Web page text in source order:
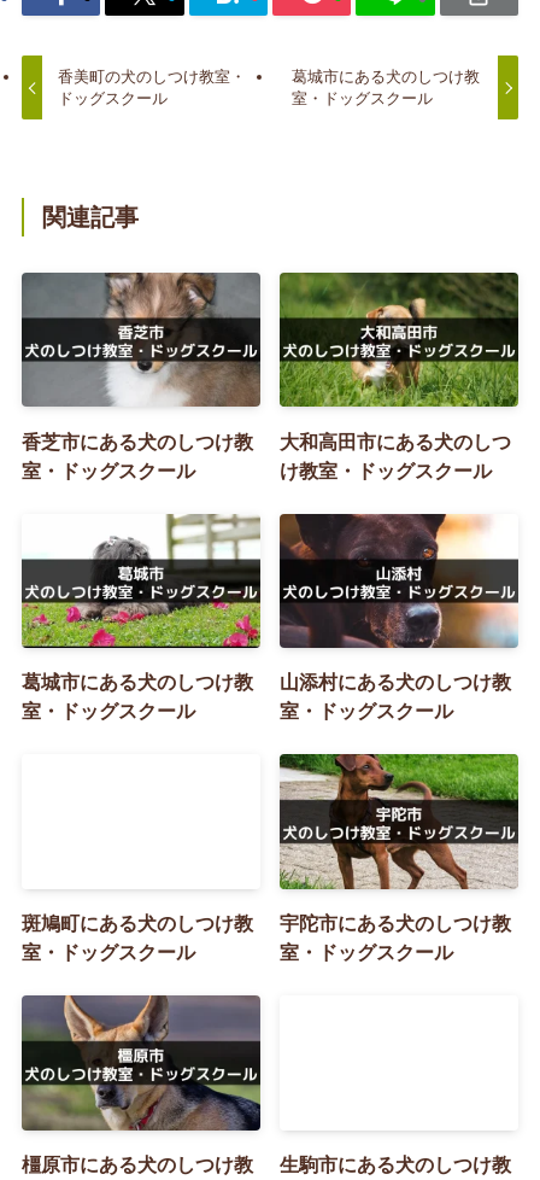
香美町の犬のしつけ教室・
ドッグスクール
葛城市にある犬のしつけ教
室・ドッグスクール
関連記事
香芝市にある犬のしつけ教
室・ドッグスクール
大和高田市にある犬のしつ
け教室・ドッグスクール
葛城市にある犬のしつけ教
室・ドッグスクール
山添村にある犬のしつけ教
室・ドッグスクール
斑鳩町にある犬のしつけ教
室・ドッグスクール
宇陀市にある犬のしつけ教
室・ドッグスクール
橿原市にある犬のしつけ教
生駒市にある犬のしつけ教